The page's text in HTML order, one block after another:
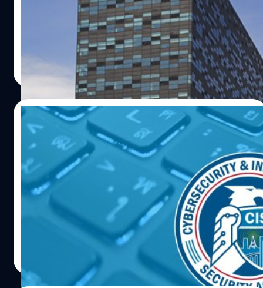
เนเธอร์แลนด์ถูกเจาะจากการโจมตีทางไซเบอร์ที่เกิดขึ้นเมื่อ
เดือนมีนาคมที่ผ่านมา หลังจากที่สถานีวิทยุ RTL รายงานว่ามี
แฮกเกอร์จำนวนหนึ่งที่อ้างว่าขโมยข้อมูลหลายร้อยจิกะไบต์
ออกไป
จตุรวิทย์ เครือวาณิชกิจ| 844 days ago
10/03/2024
หน่วยงานกลางด้านไซเบอร์สหรัฐฯ ถูกเจาะจน
ล่มไป 2 ระบบ
สำนักงานความมั่นคงปลอดภัยไซเบอร์และโครงสร้างพื้นฐาน
สหรัฐอเมริกา (CISA) ออกมายืนยันว่าโดนแฮกเกอร์เจาะระบบ
ของหน่วยงานในเดือนกุมภาพันธ์ที่ผ่านมา
จตุรวิทย์ เครือวาณิชกิจ| 881 days ago